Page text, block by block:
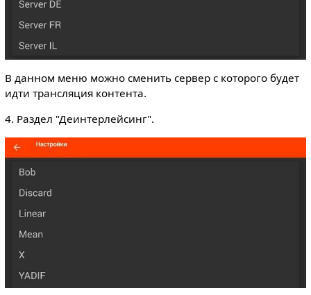
В данном меню можно сменить сервер с которого будет
идти трансляция контента.
4. Раздел "Деинтерлейсинг".